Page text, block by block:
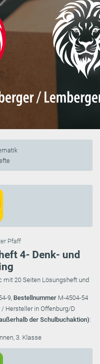
Pfaff
4- Denk- und
mit 20 Seiten Lösungsheft und
9, Bestellnummer M-4504-54
/ Hersteller in Offenburg/D
der Schulbuchaktion):
3. Klasse